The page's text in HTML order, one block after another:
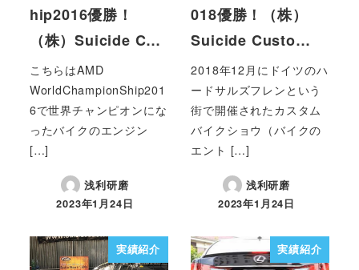
hip2016優勝！
（株）Suicide C…
こちらはAMD
WorldChampionShip201
6で世界チャンピオンにな
ったバイクのエンジン
[…]
浅利研磨
2023年1月24日
018優勝！（株）
Suicide Custo…
2018年12月にドイツのハ
ードサルズフレンという
街で開催されたカスタム
バイクショウ（バイクの
エント […]
浅利研磨
2023年1月24日
実績紹介 実績紹介